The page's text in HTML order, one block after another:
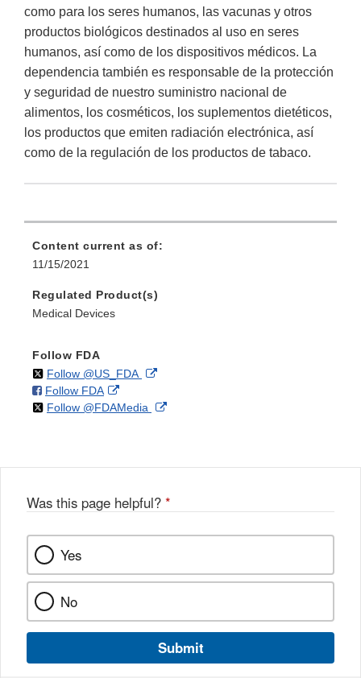
como para los seres humanos, las vacunas y otros
productos biológicos destinados al uso en seres
humanos, así como de los dispositivos médicos. La
dependencia también es responsable de la protección
y seguridad de nuestro suministro nacional de
alimentos, los cosméticos, los suplementos dietéticos,
los productos que emiten radiación electrónica, así
como de la regulación de los productos de tabaco.
Content current as of:
11/15/2021
Regulated Product(s)
Medical Devices
Follow FDA
Follow @US_FDAon External
Disclaimer
Follow FDAon
Facebook
External
Link
Follow @FDAMedia on External
Was this page helpful? *
Yes
No
Submit